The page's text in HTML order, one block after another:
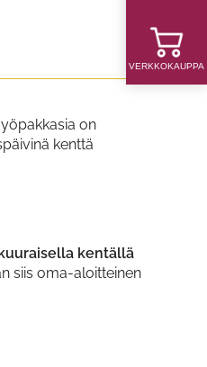
VERKKOKAUPPA
on
kenttä
kentällä
siis oma-aloitteinen